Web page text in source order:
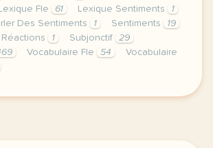
Lexique Fle 61 Lexique Sentiments
1
Des Sentiments 1 Sentiments
19
1 Subjonctif
29
Vocabulaire Fle 54
Vocabulaire
comcette derniere semaine de